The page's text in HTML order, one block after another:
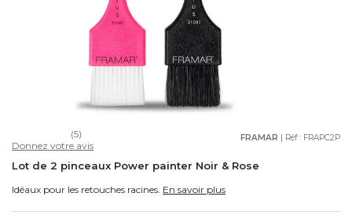
FRAMAR | Réf : FRAPC2P
(5)
Donnez votre avis
Lot de 2 pinceaux Power painter Noir & Rose
Idéaux pour les retouches racines. En savoir plus